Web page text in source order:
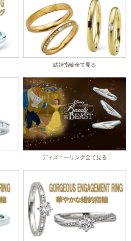
結婚指輪全て見る
ディズニーリング全て見る